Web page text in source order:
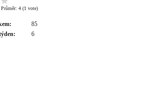
Průměr: 4 (1 vote)
85
6